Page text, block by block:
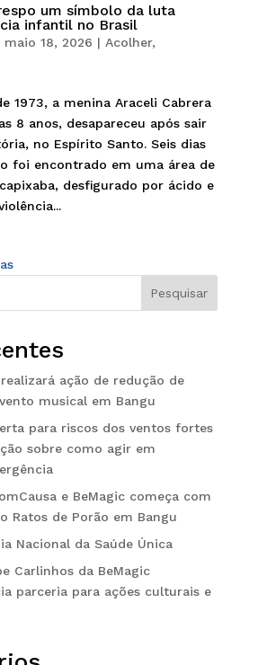
um símbolo da luta
infantil no Brasil
maio 18, 2026 | Acolher,
1973, a menina Araceli Cabrera
8 anos, desapareceu após sair
no Espírito Santo. Seis dias
foi encontrado em uma área de
desfigurado por ácido e
Pesquisar
realizará ação de redução de
musical em Bangu
para riscos dos ventos fortes
sobre como agir em
e BeMagic começa com
Ratos de Porão em Bangu
Nacional da Saúde Única
Carlinhos da BeMagic
parceria para ações culturais e